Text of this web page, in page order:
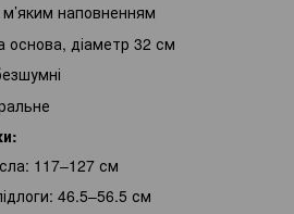
наповненням
основа, діаметр 32 см
117–127 см
46.5–56.5 см